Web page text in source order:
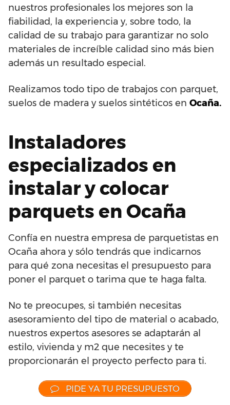
nuestros profesionales los mejores son la
fiabilidad, la experiencia y, sobre todo, la
calidad de su trabajo para garantizar no solo
materiales de increíble calidad sino más bien
además un resultado especial.
Realizamos todo tipo de trabajos con parquet,
suelos de madera y suelos sintéticos en Ocaña.
Instaladores
especializados en
instalar y colocar
parquets en Ocaña
Confía en nuestra empresa de parquetistas en
Ocaña ahora y sólo tendrás que indicarnos
para qué zona necesitas el presupuesto para
poner el parquet o tarima que te haga falta.
No te preocupes, si también necesitas
asesoramiento del tipo de material o acabado,
nuestros expertos asesores se adaptarán al
estilo, vivienda y m2 que necesites y te
proporcionarán el proyecto perfecto para ti.
PIDE YA TU PRESUPUESTO